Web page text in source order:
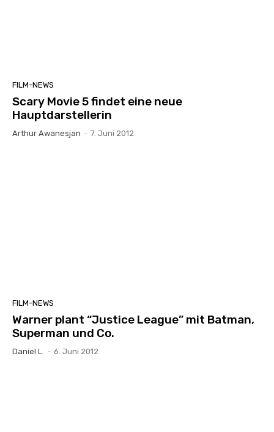
FILM-NEWS
Scary Movie 5 findet eine neue
Hauptdarstellerin
Arthur Awanesjan - 7. Juni 2012
FILM-NEWS
Warner plant “Justice League” mit Batman,
Superman und Co.
Daniel L. - 6. Juni 2012